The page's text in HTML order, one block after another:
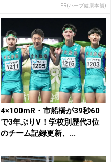
PR(ハーブ健康本舗)
4×100mR・市船橋が39秒60
で3年ぶりV！学校別歴代3位
のチーム記録更新、...